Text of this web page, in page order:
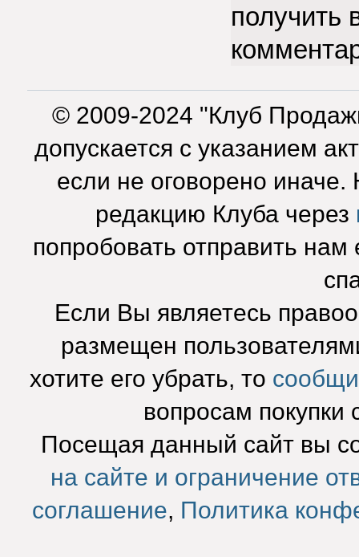
получить
© 2009-2024 "Клуб
допускается с указанием
если не оговорено
редакцию Клуба через
попробовать отправить нам
Если Вы являетесь
размещен
хотите его убрать, то
вопросам покупки
Посещая данный сайт вы
на сайте и ограничение
соглашение, Политика